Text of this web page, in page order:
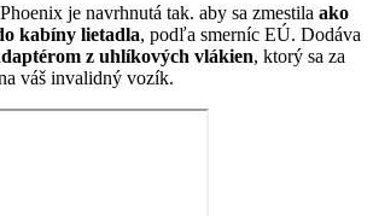
je navrhnutá tak. aby sa zmestila ako
kabíny lietadla, podľa smerníc EÚ. Dodáva
z uhlíkových vlákien, ktorý sa za
váš invalidný vozík.